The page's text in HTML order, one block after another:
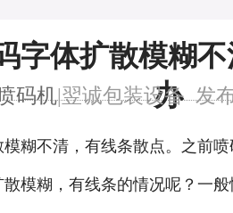
字体扩散模糊
办
码机|翌诚包装设备 发
糊不清，有线条散点。之前
模糊，有线条的情况呢？一